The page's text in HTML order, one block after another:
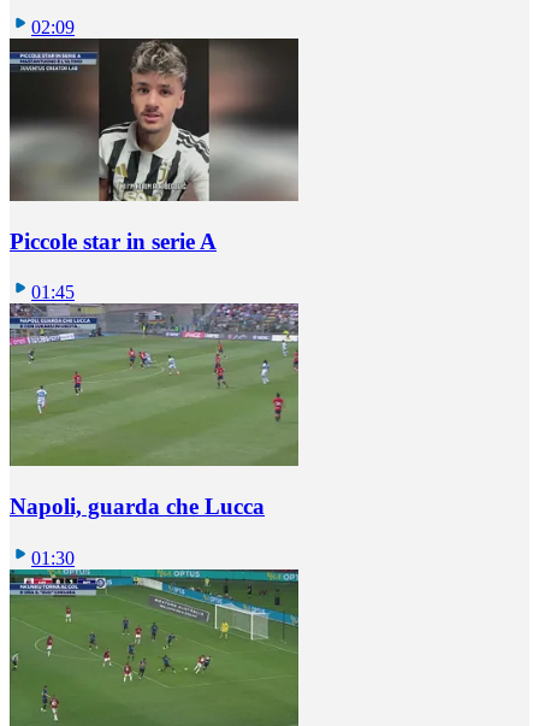
02:09
Piccole star in serie A
01:45
Napoli, guarda che Lucca
01:30